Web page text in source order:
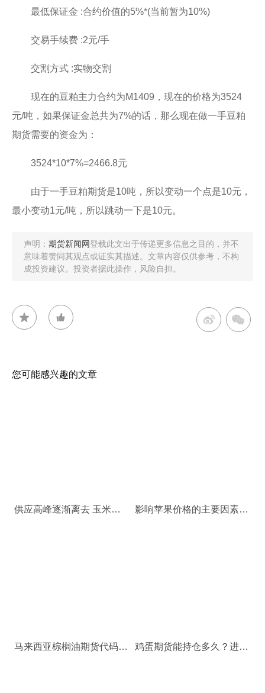
最低保证金 :合约价值的5%*(当前暂为10%)
交易手续费 :2元/手
交割方式 :实物交割
现在的豆粕主力合约为M1409，现在的价格为3524
元/吨，如果保证金总共为7%的话，那么现在做一手豆粕
期货需要的资金为：
3524*10*7%=2466.8元
由于一手豆粕期货是10吨，所以变动一个点是10元，
最小变动1元/吨，所以跳动一下是10元。
声明： 期货新闻网登载此文出于传递更多信息之目的，并不
意味着赞同其观点或证实其描述。文章内容仅供参考，不构
成投资建议。投资者据此操作，风险自担。
您可能感兴趣的文章
供应高峰逐渐离去 玉米期价前抑后扬 影响苹果价格的主要因素有哪些？
马来西亚棕榈油期货代码是什么?马来西亚棕榈油期货合约单位 鸡蛋期货能持仓多久？进入交割月个人还能买卖鸡蛋期货吗？